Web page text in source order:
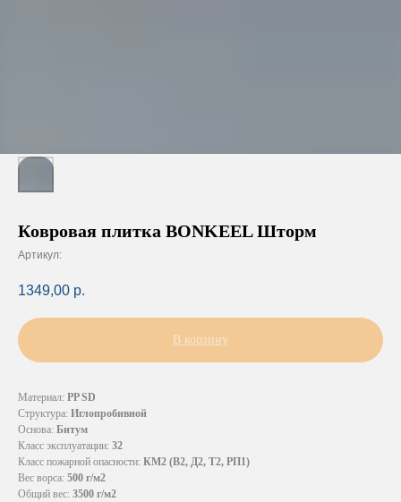
Ковровая плитка BONKEEL Шторм
Артикул:
1349,00 р.
В корзину
Материал: PP SD
Структура: Иглопробивной
Основа: Битум
Класс эксплуатации: 32
Класс пожарной опасности: КМ2 (В2, Д2, Т2, РП1)
Вес ворса: 500 г/м2
Общий вес: 3500 г/м2